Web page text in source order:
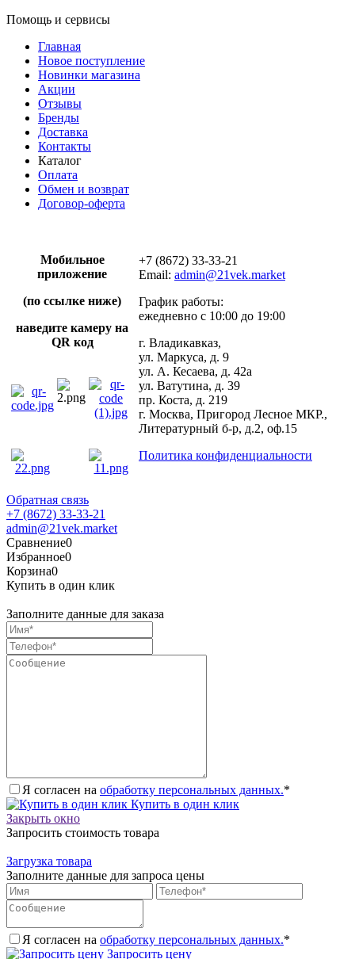
Помощь и сервисы
Главная
Новое поступление
Новинки магазина
Акции
Отзывы
Бренды
Доставка
Контакты
Каталог
Оплата
Обмен и возврат
Договор-оферта
Мобильное
приложение
(по ссылке ниже)
наведите камеру на
QR код
+7 (8672) 33-33-21
Email: admin@21vek.market
График работы:
ежедневно с 10:00 до 19:00
г. Владикавказ,
ул. Маркуса, д. 9
ул. А. Кесаева, д. 42а
ул. Ватутина, д. 39
пр. Коста, д. 219
г. Москва, Пригород Лесное МКР.,
Литературный б-р, д.2, оф.15
Политика конфиденциальности
Обратная связь
+7 (8672) 33-33-21
admin@21vek.market
Сравнение0
Избранное0
Корзина0
Купить в один клик
Заполните данные для заказа
Я согласен на обработку персональных данных.*
Купить в один клик
Закрыть окно
Запросить стоимость товара
Загрузка товара
Заполните данные для запроса цены
Я согласен на обработку персональных данных.*
Запросить цену